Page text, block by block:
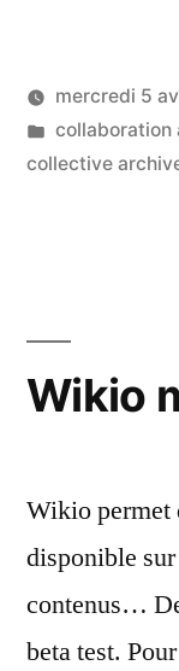
Publié
par
LucL
mercredi 5
Publié
dans
collaboration
collective
Wikio
Wikio permet
disponible
contenus…
beta test.